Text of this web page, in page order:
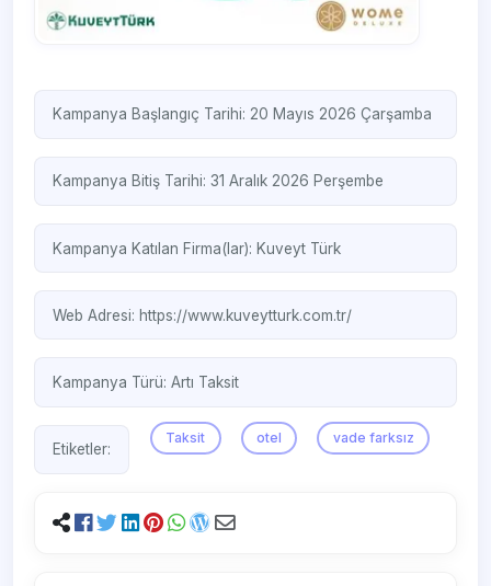
Kampanya Başlangıç Tarihi: 20 Mayıs 2026 Çarşamba
Kampanya Bitiş Tarihi: 31 Aralık 2026 Perşembe
Kampanya Katılan Firma(lar): Kuveyt Türk
Web Adresi: https://www.kuveytturk.com.tr/
Kampanya Türü:Artı Taksit
Etiketler:
Taksit otel vade farksız